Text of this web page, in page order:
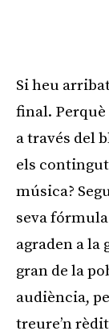
Si heu
final.
a través del
els
música?
seva
agraden a la
gran de la
audiència,
treure’n